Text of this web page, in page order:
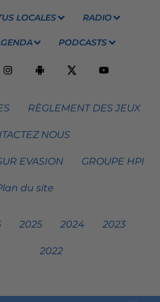
LOCALES RADIO
PODCASTS
RÈGLEMENT DES JEUX
NOUS
EVASION GROUPE HPI
du site
2025 2024 2023
2022